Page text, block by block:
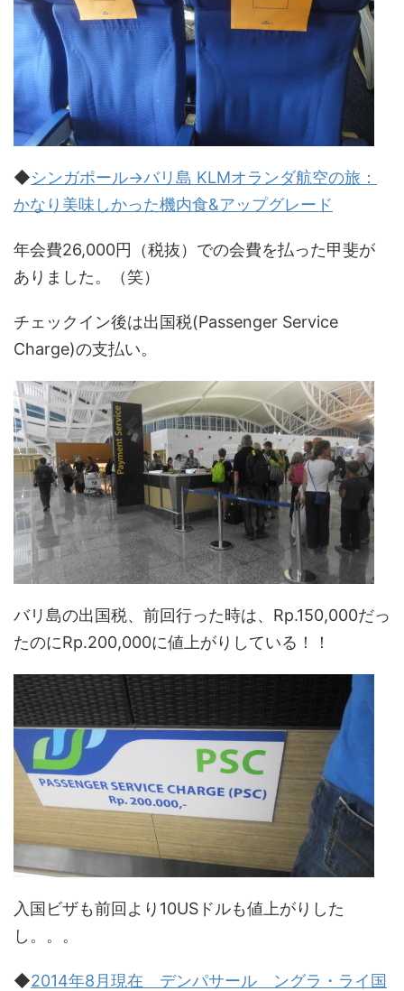
◆シンガポール→バリ島 KLMオランダ航空の旅：
かなり美味しかった機内食&アップグレード
年会費26,000円（税抜）での会費を払った甲斐が
ありました。（笑）
チェックイン後は出国税(Passenger Service
Charge)の支払い。
バリ島の出国税、前回行った時は、Rp.150,000だっ
たのにRp.200,000に値上がりしている！！
入国ビザも前回より10USドルも値上がりした
し。。。
◆2014年8月現在 デンパサール ングラ・ライ国